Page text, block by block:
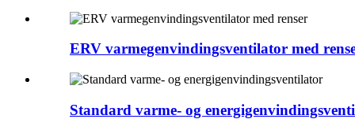
ERV varmegenvindingsventilator med
Standard varme- og